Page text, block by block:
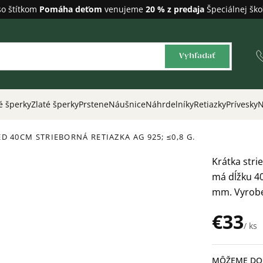
štítkom Pomáha deťom venujeme 20 % z predaja Špeciálnej
Vyhľadať
šperkyZlaté šperkyPrsteneNáušniceNáhrdelníkyRetiazkyPrívesky
40CM STRIEBORNÁ RETIAZKA AG 925; ≤0,8 G.
€33/ ks
Jednotková
cena:
MÔŽEME
Krátka
má dĺžku
mm.